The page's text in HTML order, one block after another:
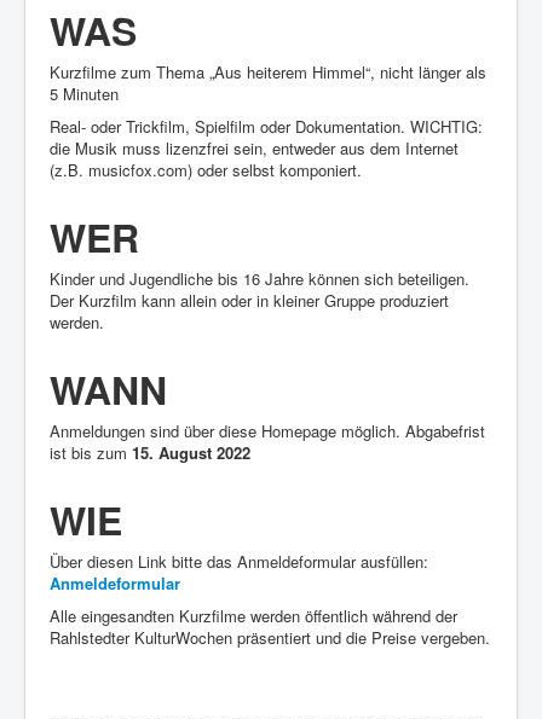
WAS
Kurzfilme zum Thema „Aus heiterem Himmel“, nicht länger als
5 Minuten
Real- oder Trickfilm, Spielfilm oder Dokumentation. WICHTIG:
die Musik muss lizenzfrei sein, entweder aus dem Internet
(z.B. musicfox.com) oder selbst komponiert.
WER
Kinder und Jugendliche bis 16 Jahre können sich beteiligen.
Der Kurzfilm kann allein oder in kleiner Gruppe produziert
werden.
WANN
Anmeldungen sind über diese Homepage möglich. Abgabefrist
ist bis zum 15. August 2022
WIE
Über diesen Link bitte das Anmeldeformular ausfüllen:
Anmeldeformular
Alle eingesandten Kurzfilme werden öffentlich während der
Rahlstedter KulturWochen präsentiert und die Preise vergeben.